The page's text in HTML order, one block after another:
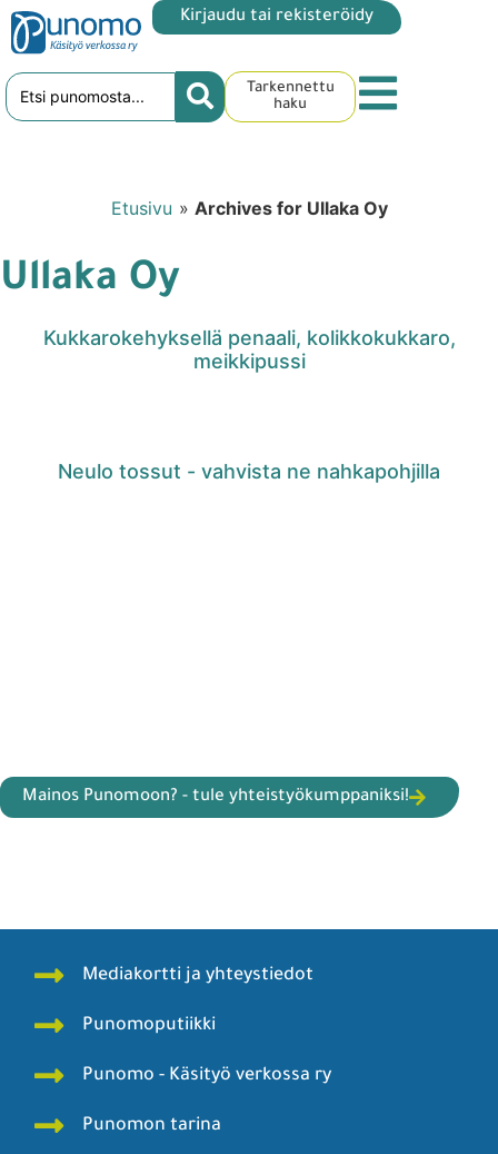
Kirjaudu tai rekisteröidy
Tarkennettu
haku
Etusivu » Archives for Ullaka Oy
Ullaka Oy
Kukkarokehyksellä penaali, kolikkokukkaro,
meikkipussi
Neulo tossut - vahvista ne nahkapohjilla
Mainos Punomoon? - tule yhteistyökumppaniksi!
Mediakortti ja yhteystiedot
Punomoputiikki
Punomo - Käsityö verkossa ry
Punomon tarina